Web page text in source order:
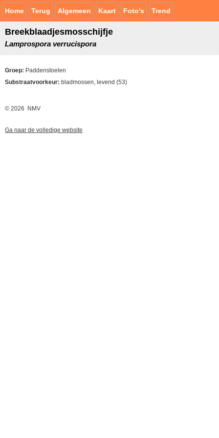
Home Terug Algemeen Kaart Foto's Trend
Breekblaadjesmosschijfje
Lamprospora verrucispora
Groep: Paddenstoelen
Substraatvoorkeur: bladmossen, levend (53)
© 2026 NMV
Ga naar de volledige website